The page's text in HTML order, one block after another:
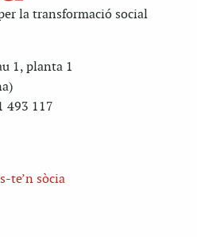
la transformació social
1, planta 1
493 117
te’n sòcia